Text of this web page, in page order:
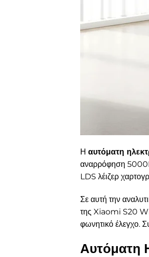
Η αυτόματη
αναρρόφηση
LDS λέιζερ
Σε αυτή την
της Xiaomi S20
φωνητικό έλεγχο.
Αυτόματη